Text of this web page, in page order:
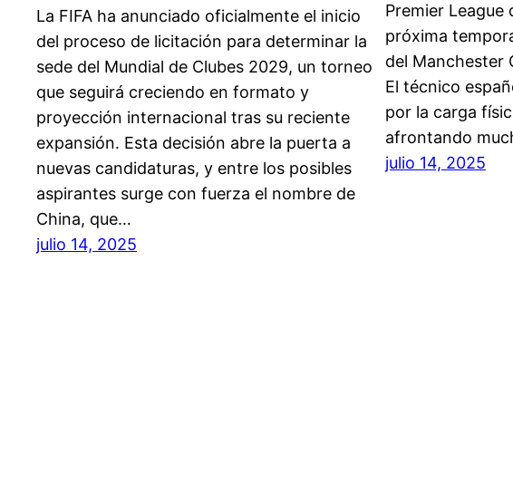
La FIFA ha anunciado oficialmente el inicio
del proceso de licitación para determinar la
sede del Mundial de Clubes 2029, un torneo
que seguirá creciendo en formato y
proyección internacional tras su reciente
expansión. Esta decisión abre la puerta a
nuevas candidaturas, y entre los posibles
aspirantes surge con fuerza el nombre de
China, que…
julio 14, 2025
Premier League
próxima
del Manchester
El técnico
por la carga
afrontando
julio 14, 2025